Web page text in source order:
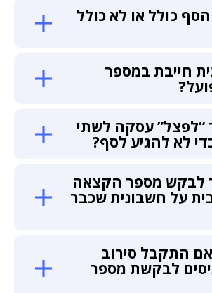
כולל או לא כולל
חייבת במספר
עסקה לשתי
לא להגיע לסף?
לבקש מספר הקצאה
על חשבונית שכבר
התקבל סירוב
לבקשת מספר